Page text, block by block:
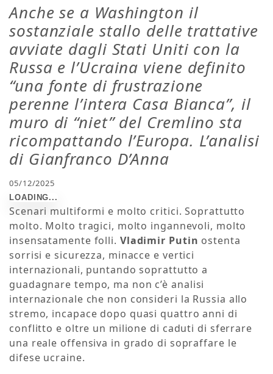
Anche se a Washington il
sostanziale stallo delle trattative
avviate dagli Stati Uniti con la
Russa e l’Ucraina viene definito
“una fonte di frustrazione
perenne l’intera Casa Bianca”, il
muro di “niet” del Cremlino sta
ricompattando l’Europa. L’analisi
di Gianfranco D’Anna
05/12/2025
Scenari multiformi e molto critici. Soprattutto
molto. Molto tragici, molto ingannevoli, molto
insensatamente folli. Vladimir Putin ostenta
sorrisi e sicurezza, minacce e vertici
internazionali, puntando soprattutto a
guadagnare tempo, ma non c’è analisi
internazionale che non consideri la Russia allo
stremo, incapace dopo quasi quattro anni di
conflitto e oltre un milione di caduti di sferrare
una reale offensiva in grado di sopraffare le
difese ucraine.